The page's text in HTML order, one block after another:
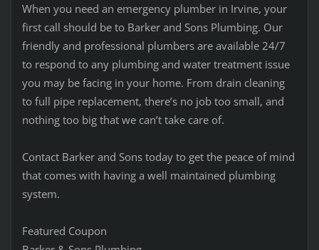
When you need an emergency plumber in Irvine, your
first call should be to Barker and Sons Plumbing. Our
friendly and professional plumbers are available 24/7
to respond to any plumbing and water treatment issue
you may be facing in your home. From drain cleaning
to full pipe replacement, there’s no job too small, and
nothing too big that we can’t take care of.
Contact Barker and Sons today to get the peace of mind
that comes with having a well maintained plumbing
system.
Featured Coupon